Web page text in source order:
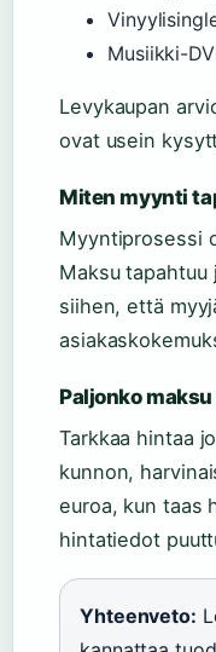
Musiikki-
Levykaupan
ovat usein
Miten myynti
Myyntiprosessi
Maksu
siihen, että
Paljonko maksu
Tarkkaa hintaa
kunnon,
euroa, kun taas
hintatiedot
Yhteenveto: